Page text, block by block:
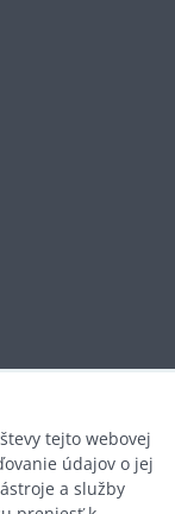
tejto webovej
údajov o jej
a služby